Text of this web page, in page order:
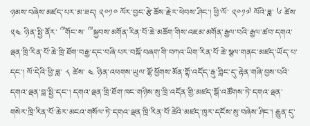
ཉམས་བཞེས་མཛད་པར་མ་ཟད། ༢༠༡༠ ལོར་བྱང་རྩེ་ཆོས་རྗེར་ཕེབས་ཤིང་། ཕྱི་ལོ་ ༢༠༡༧ ལོའི་ཟླ་ ༦ ཚེས་
༢༤ ཉིན་སྤྱི་ནོར་ ༸གོང་ས་ ༸སྐྱབས་མགོན་རིན་པོ་ཆེ་མཆོག་གིས་འཇམ་མགོན་རྒྱལ་བའི་རྒྱལ་ཚབ་དགའ་
ལྡན་ཁྲི་རིན་པོ་ཆེ་ཁྲི་ཐོག་བརྒྱ་དང་བཞི་པར་བསྐོ་བཞག་གི་བཀའ་ཡིག་རིན་པོ་ཆེ་སྩལ་གནང་མཛད་ཡོད་པ་
དང་། ལོ་དེའི་ཕྱི་ཟླ་ ༨ ཚེས་ ༤ ཉིན་འཕགས་ཡུལ་ལྷོ་ཕྱོགས་མོན་གྷོ་འདོད་རྒུ་གླིང་དུ་རྟེན་གཞི་བྱས་པའི་
དགའ་ལྡན་བླ་སྤྱི་དང་། དགའ་ལྡན་ཁྲི་ཐོག་ཁང་གཉིས་སུ་ཁྲི་འདོན་གྱི་མཛད་སྒོ་འཚོགས་ཏེ་དགའ་ལྡན་
གསེར་ཁྲི་རིན་པོ་ཆེར་མངའ་གསོལ་ཏེ་དགའ་ལྡན་ཁྲི་རིན་པོ་ཆེའི་མཛད་ཁུར་དངོས་སུ་བཞེས་ཤིང་། རྒྱུན་དུ་